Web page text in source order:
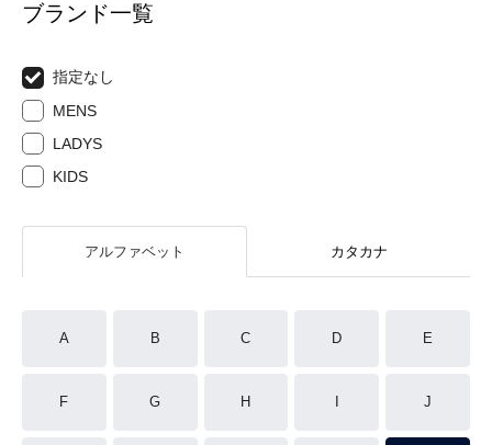
ブランド一覧
指定なし
MENS
LADYS
KIDS
アルファベット カタカナ
A B C D E
F G H J